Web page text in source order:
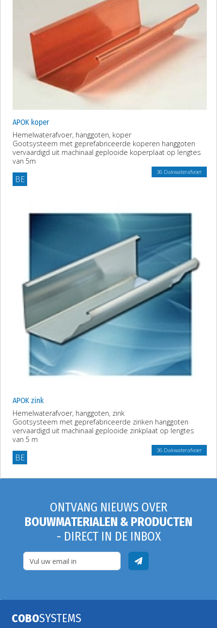
APOK koper
Hemelwaterafvoer, hanggoten, koper
Gootsysteem met geprefabriceerde koperen hanggoten
vervaardigd uit machinaal geplooide koperplaat op lengtes
van 5m
BE
36 Dakwaterafvoer
APOK zink
Hemelwaterafvoer, hanggoten, zink
Gootsysteem met geprefabriceerde zinken hanggoten
vervaardigd uit machinaal geplooide zinkplaat op lengtes
van 5 m
BE
36 Dakwaterafvoer
ONTVANG NIEUWS OVER
BOUWMATERIALEN & PRODUCTEN
- DIRECT IN DE INBOX
COBOSYSTEMS